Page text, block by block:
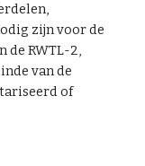
zijn voor de
de RWTL-2,
van de
of